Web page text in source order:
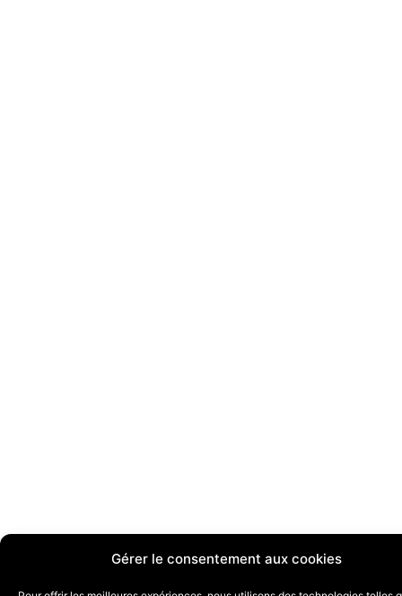
Gérer le consentement aux cookies